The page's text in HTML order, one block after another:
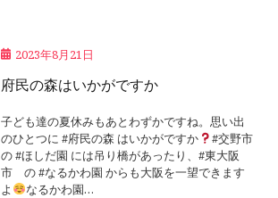
2023年8月21日
府民の森はいかがですか
子ども達の夏休みもあとわずかですね。思い出
のひとつに #府民の森 はいかがですか
#交野市
の #ほしだ園 には吊り橋があったり、#東大阪
市 の #なるかわ園 からも大阪を一望できます
よ
なるかわ園…